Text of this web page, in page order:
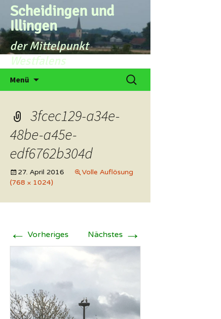
Zum
Inhalt
springen
Scheidingen und
Illingen
der Mittelpunkt
Westfalens
Menü
Suchen
nach:
3fcec129-a34e-
48be-a45e-
edf6762b304d
27. April 2016
Volle Auflösung
(768 × 1024)
← Vorheriges Nächstes →